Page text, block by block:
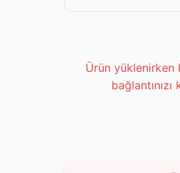
Ürün yüklenirken